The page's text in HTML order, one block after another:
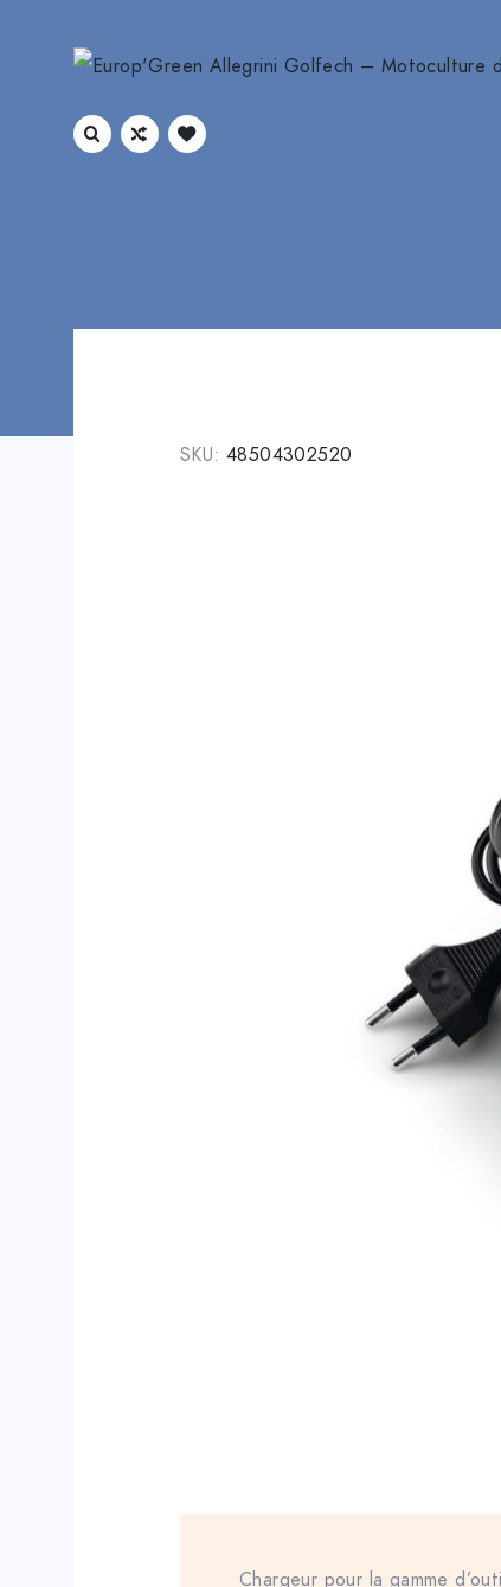
SKU: 48504302520
Chargeur pour la gamme